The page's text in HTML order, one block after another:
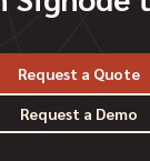
Request a Quote
Request a Demo